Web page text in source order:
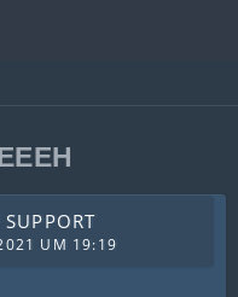
UM 19:19